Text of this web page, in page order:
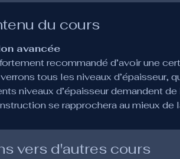
du cours
avancée
recommandé d’avoir une
tous les niveaux d’épaisseur,
niveaux d’épaisseur demandent
se rapprochera au mieux de
vers d'autres cours